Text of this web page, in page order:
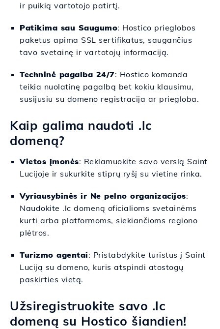
ir puikią vartotojo patirtį.
Patikima sau Saugumo: Hostico prieglobos
paketus apima SSL sertifikatus, saugančius
tavo svetainę ir vartotojų informaciją.
Techninė pagalba 24/7: Hostico komanda
teikia nuolatinę pagalbą bet kokiu klausimu,
susijusiu su domeno registracija ar priegloba.
Kaip galima naudoti .lc
domeną?
Vietos įmonės: Reklamuokite savo verslą Saint
Lucijoje ir sukurkite stiprų ryšį su vietine rinka.
Vyriausybinės ir Ne pelno organizacijos:
Naudokite .lc domeną oficialioms svetainėms
kurti arba platformoms, siekiančioms regiono
plėtros.
Turizmo agentai: Pristabdykite turistus į Saint
Luciją su domeno, kuris atspindi atostogų
paskirties vietą.
Užsiregistruokite savo .lc
domeną su Hostico šiandien!